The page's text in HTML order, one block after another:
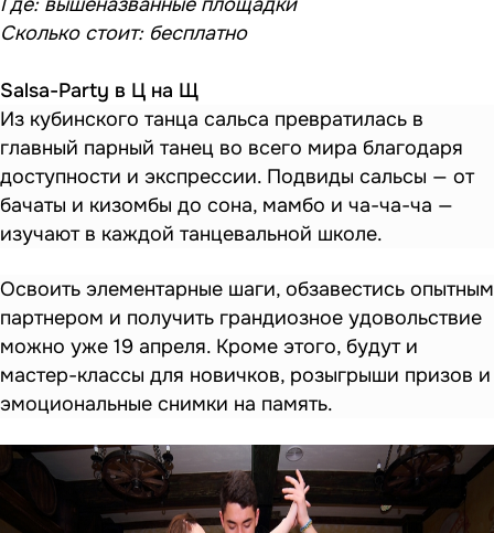
Где: вышеназванные площадки
Сколько стоит: бесплатно
Salsa-Party в Ц на Щ
Из кубинского танца сальса превратилась в
главный парный танец во всего мира благодаря
доступности и экспрессии. Подвиды сальсы — от
бачаты и кизомбы до сона, мамбо и ча-ча-ча —
изучают в каждой танцевальной школе.
Освоить элементарные шаги, обзавестись опытным
партнером и получить грандиозное удовольствие
можно уже 19 апреля. Кроме этого, будут и
мастер-классы для новичков, розыгрыши призов и
эмоциональные снимки на память.